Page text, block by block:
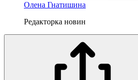
Олена Гнатишина
Редакторка новин